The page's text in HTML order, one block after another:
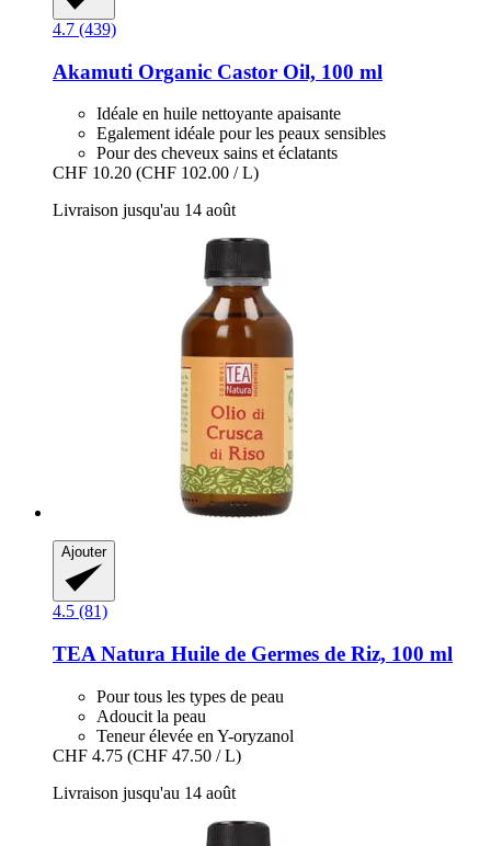
4.7 (439)
Akamuti Organic Castor Oil, 100 ml
Idéale en huile nettoyante apaisante
Egalement idéale pour les peaux sensibles
Pour des cheveux sains et éclatants
CHF 10.20 (CHF 102.00 / L)
Livraison jusqu'au 14 août
Ajouter
4.5 (81)
TEA Natura Huile de Germes de Riz, 100 ml
Pour tous les types de peau
Adoucit la peau
Teneur élevée en Y-oryzanol
CHF 4.75 (CHF 47.50 / L)
Livraison jusqu'au 14 août